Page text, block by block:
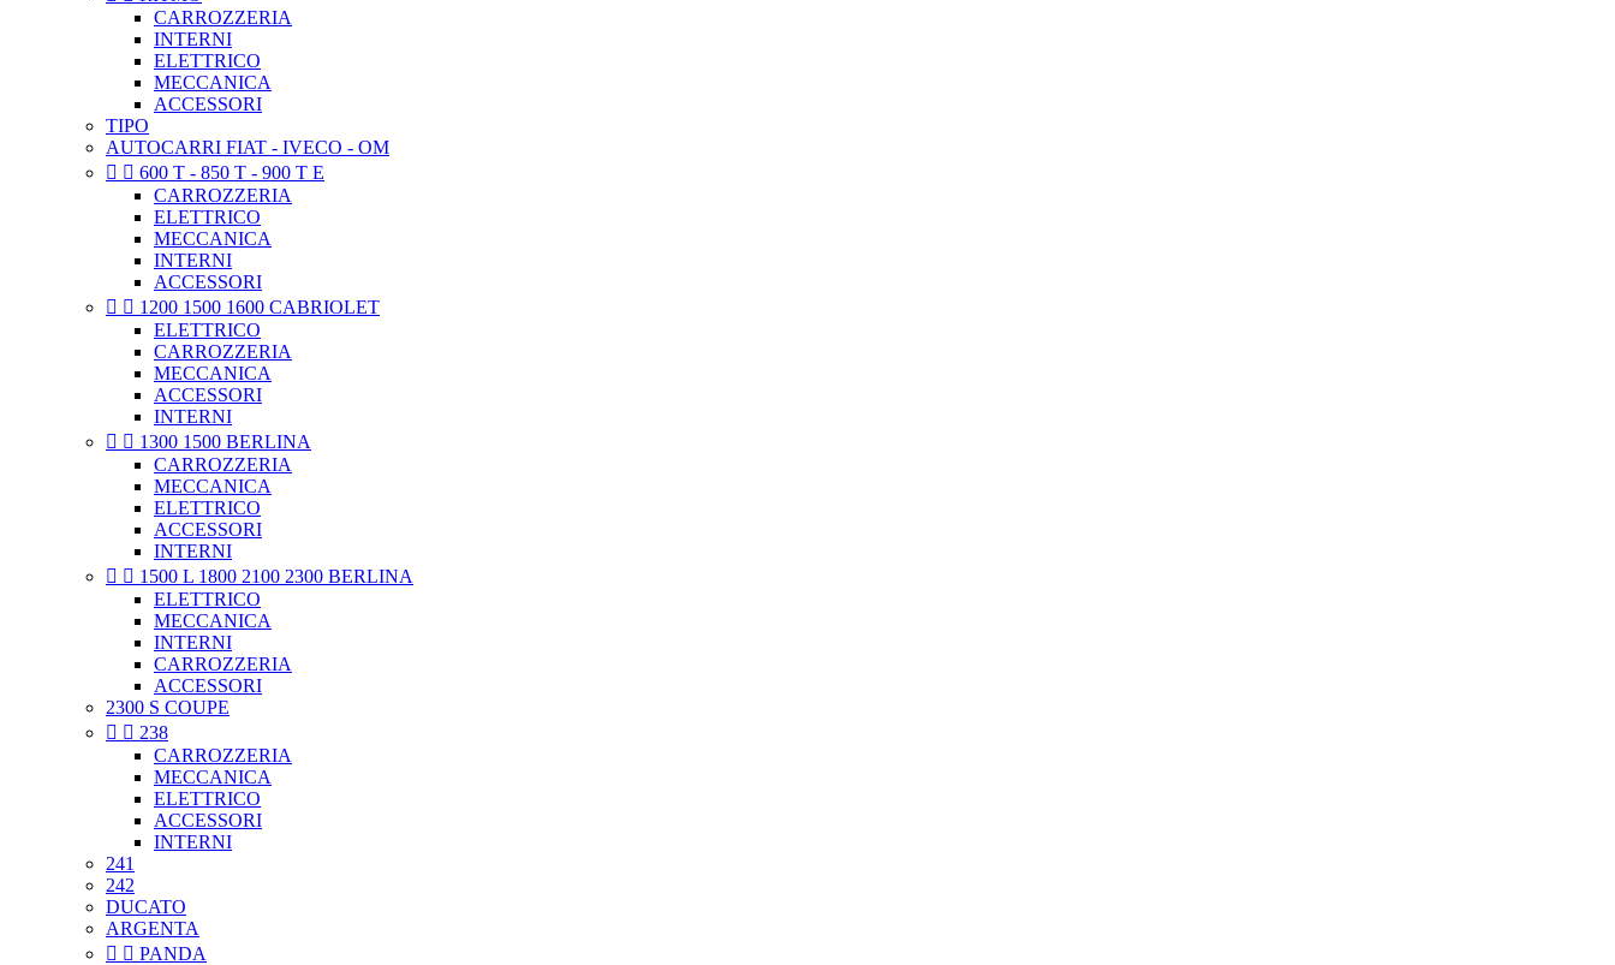
CARROZZERIA
INTERNI
ELETTRICO
MECCANICA
ACCESSORI
TIPO
AUTOCARRI FIAT - IVECO - OM
  600 T - 850 T - 900 T E
CARROZZERIA
ELETTRICO
MECCANICA
INTERNI
ACCESSORI
  1200 1500 1600 CABRIOLET
ELETTRICO
CARROZZERIA
MECCANICA
ACCESSORI
INTERNI
  1300 1500 BERLINA
CARROZZERIA
MECCANICA
ELETTRICO
ACCESSORI
INTERNI
  1500 L 1800 2100 2300 BERLINA
ELETTRICO
MECCANICA
INTERNI
CARROZZERIA
ACCESSORI
2300 S COUPE
  238
CARROZZERIA
MECCANICA
ELETTRICO
ACCESSORI
INTERNI
241
242
DUCATO
ARGENTA
  PANDA